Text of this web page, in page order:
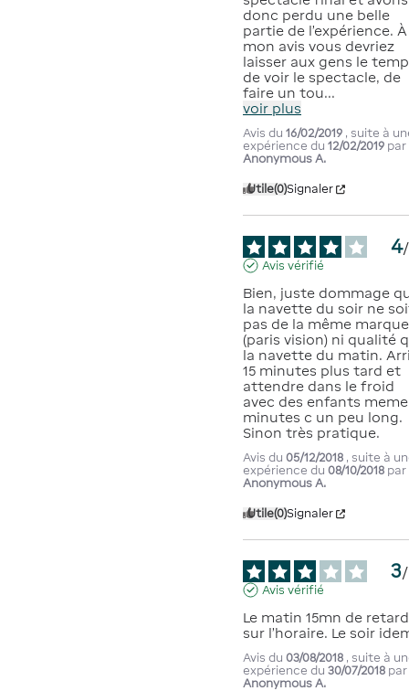
donc perdu une belle
partie de l’expérience. À
mon avis vous devriez
laisser aux gens le
de voir le spectacle, de
faire un tou...
voir plus
Avis du16/02/2019 , suite à
expérience du12/02/2019 par
Anonymous A.
Utile(0)Signaler
4/
Avis vérifié
Bien, juste dommage
la navette du soir ne
pas de la même marque
(paris vision) ni qualité
la navette du matin.
15 minutes plus tard et
attendre dans le froid
avec des enfants meme
minutes c un peu long.
Sinon très pratique.
Avis du05/12/2018 , suite à
expérience du08/10/2018 par
Anonymous A.
Utile(0)Signaler
3/
Avis vérifié
Le matin 15mn de retard
sur l’horaire. Le soir
Avis du03/08/2018 , suite à
expérience du30/07/2018 par
Anonymous A.